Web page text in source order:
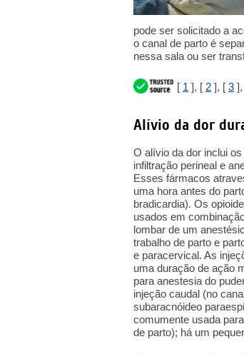
pode ser solicitado a
o canal de parto é
nessa sala ou ser
[ 1 ], [ 2 ], [ 3
Alívio da dor
O alívio da dor inclui
infiltração perineal e
Esses fármacos
uma hora antes do
bradicardia). Os
usados em
lombar de um
trabalho de parto e
e paracervical. As
uma duração de ação
para anestesia do
injeção caudal (no
subaracnóideo
comumente usada
de parto); há um